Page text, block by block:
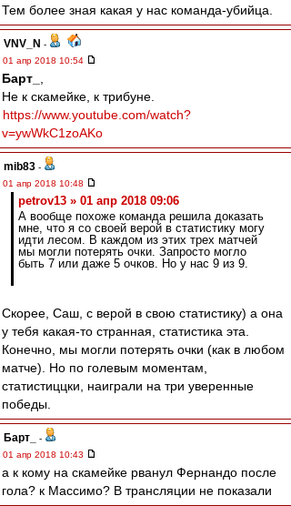
Тем более зная какая у нас команда-убийца.
VNV_N -
01 апр 2018 10:54
Барт_
Не к скамейке, к трибуне.
https://www.youtube.com/watch?
v=ywWkC1zoAKo
mib83 -
01 апр 2018 10:48
petrov13 » 01 апр 2018 09:06
А вообще похоже команда решила доказать
мне, что я со своей верой в статистику могу
идти лесом. В каждом из этих трех матчей
мы могли потерять очки. Запросто могло
быть 7 или даже 5 очков. Но у нас 9 из 9.
Скорее, Саш, с верой в свою статистику) а она
у тебя какая-то странная, статистика эта.
Конечно, мы могли потерять очки (как в любом
матче). Но по голевым моментам,
статистиццки, наиграли на три уверенные
победы.
Барт_
-
01 апр 2018 10:43
а к кому на скамейке рванул Фернандо после
гола? к Массимо? В трансляции не показали